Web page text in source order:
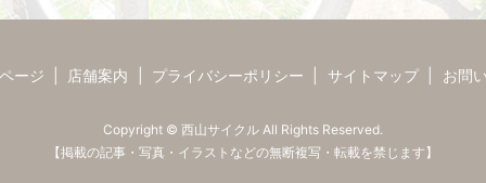
ージ 店舗案内 プライバシーポリシー サイトマップ お問
Copyright © 西山サイクル All Rights Reserved.
【掲載の記事・写真・イラストなどの無断複写・転載を禁じます】